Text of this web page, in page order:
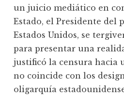
un juicio mediático en
Estado, el Presidente del
Estados Unidos, se
para presentar una
justificó la censura hacia
no coincide con los
oligarquía